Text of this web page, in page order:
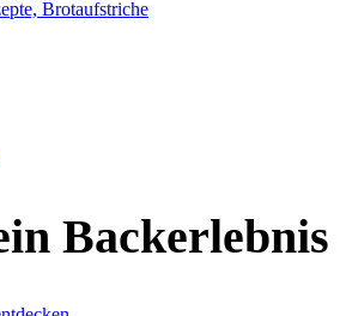
Brotaufstriche
Backerlebnis